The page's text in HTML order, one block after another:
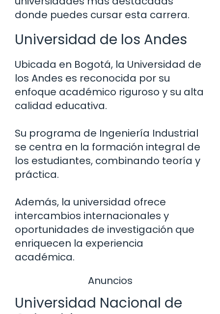
donde puedes cursar esta carrera.
Universidad de los Andes
Ubicada en Bogotá, la Universidad de
los Andes es reconocida por su
enfoque académico riguroso y su alta
calidad educativa.
Su programa de Ingeniería Industrial
se centra en la formación integral de
los estudiantes, combinando teoría y
práctica.
Además, la universidad ofrece
intercambios internacionales y
oportunidades de investigación que
enriquecen la experiencia
académica.
Anuncios
Universidad Nacional de